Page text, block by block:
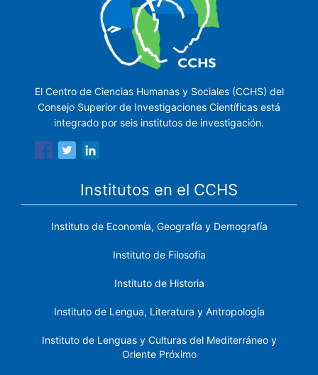
El Centro de Ciencias Humanas y Sociales (CCHS) del
Consejo Superior de Investigaciones Científicas está
integrado por seis institutos de investigación.
Institutos en el CCHS
Instituto de Economía, Geografía y Demografía
Instituto de Filosofía
Instituto de Historia
Instituto de Lengua, Literatura y Antropología
Instituto de Lenguas y Culturas del Mediterráneo y
Oriente Próximo